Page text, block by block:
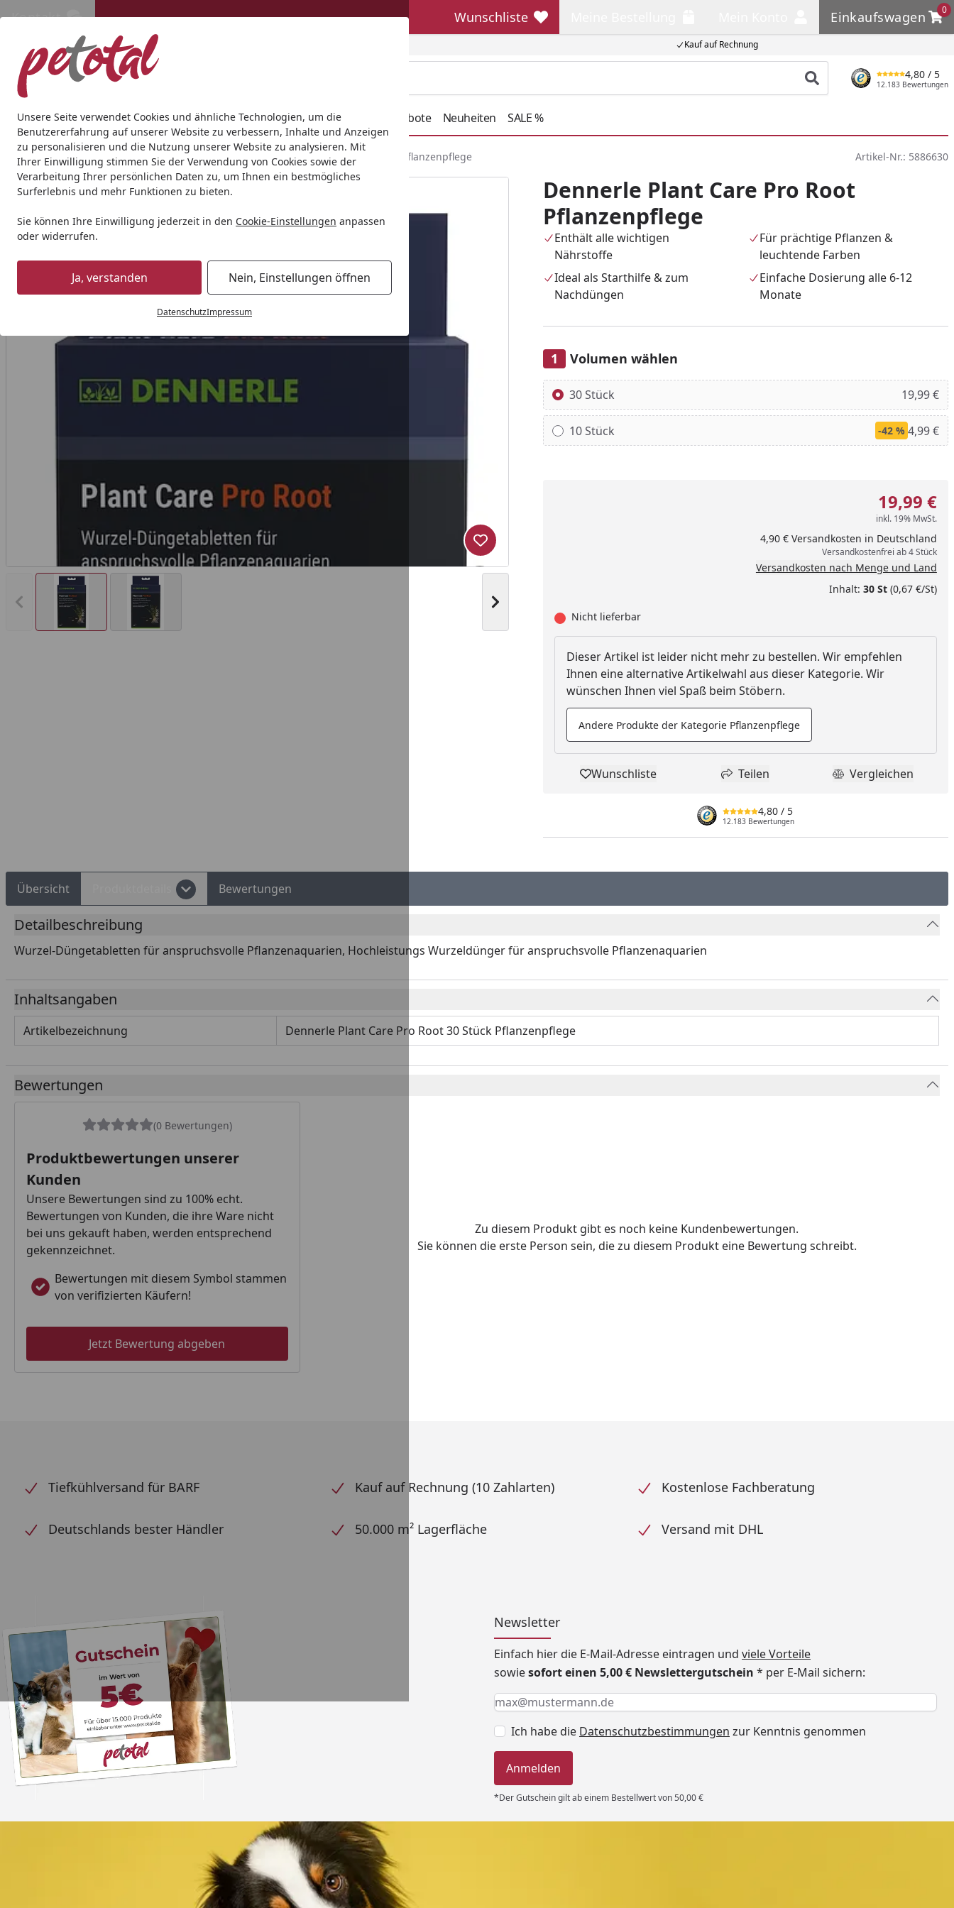
Unsere Seite verwendet Cookies und ähnliche Technologien, um die
Benutzererfahrung auf unserer Website zu verbessern, Inhalte und Anzeigen
zu personalisieren und die Nutzung unserer Website zu analysieren. Mit
Ihrer Einwilligung stimmen Sie der Verwendung von Cookies sowie der
Verarbeitung Ihrer persönlichen Daten zu, um Ihnen ein bestmögliches
Surferlebnis und mehr Funktionen zu bieten.
Sie können Ihre Einwilligung jederzeit in den Cookie-Einstellungen anpassen
oder widerrufen.
Ja, verstanden Nein, Einstellungen öffnen
DatenschutzImpressum
Kauf auf Rechnung
Kontakt Wunschliste
Wunschliste Einkaufswagen
0
Einkaufswagen
Produkt suchen
4,80 / 5
12.183 Bewertungen
Hund Katze Aquaristik Teich Andere Tierarten Geschenkideen Angebote Neuheiten SALE %
Startseite
Aquaristik Aquarienpflege Pflanzenpflege Dennerle Plant Care Pro Root Pflanzenpflege Artikel-Nr.: 5886630
Vorheriges Bild anzeigen Nächstes Bild anzeigen
Produkt zur Wunschliste hinzufügen
Dennerle Plant Care Pro Root
Pflanzenpflege
Enthält alle wichtigen
Nährstoffe
Für prächtige Pflanzen &
leuchtende Farben
Ideal als Starthilfe & zum
Nachdüngen
Einfache Dosierung alle 6-12
Monate
Volumen wählen
Alle anzeigen (2)
30 Stück 19,99 €
10 Stück -42 % 4,99 €
19,99 €
inkl. 19% MwSt.
4,90 € Versandkosten in Deutschland
Versandkostenfrei ab 4 Stück
Versandkosten nach Menge und Land
Inhalt: 30 St(0,67 €/St)
Nicht lieferbar
Dieser Artikel ist leider nicht mehr zu bestellen. Wir empfehlen
Ihnen eine alternative Artikelwahl aus dieser Kategorie. Wir
wünschen Ihnen viel Spaß beim Stöbern.
Andere Produkte der Kategorie Pflanzenpflege
Produkt zur Wunschliste hinzufügen
Wunschliste Teilen
Teilen Produkt
Vergleichen
4,80 / 5
12.183 Bewertungen
Übersicht Bewertungen
Detailbeschreibung
Wurzel-Düngetabletten für anspruchsvolle Pflanzenaquarien, Hochleistungs Wurzeldünger für anspruchsvolle Pflanzenaquarien
Inhaltsangaben
Artikelbezeichnung Dennerle Plant Care Pro Root 30 Stück Pflanzenpflege
Bewertungen
(0 Bewertungen)
Produktbewertungen unserer
Kunden
Unsere Bewertungen sind zu 100% echt.
Bewertungen von Kunden, die ihre Ware nicht
bei uns gekauft haben, werden entsprechend
gekennzeichnet.
Bewertungen mit diesem Symbol stammen
von verifizierten Käufern!
Jetzt Bewertung abgeben
Zu diesem Produkt gibt es noch keine Kundenbewertungen.
Sie können die erste Person sein, die zu diesem Produkt eine Bewertung schreibt.
Tiefkühlversand für BARF Kauf auf Rechnung (10 Zahlarten) Kostenlose Fachberatung
Deutschlands bester Händler 50.000 m² Lagerfläche Versand mit DHL
Newsletter
Einfach hier die E-Mail-Adresse eintragen und viele Vorteile
sowiesofort einen 5,00 € Newslettergutschein * per E-Mail sichern:
Keine Eingabe erforderlich
Eingabe erforderlich
E-Mail *
Ich habe die Datenschutzbestimmungen zur Kenntnis genommen
Anmelden
*Der Gutschein gilt ab einem Bestellwert von 50,00 €
„Schnelle Lieferung, ordentlich